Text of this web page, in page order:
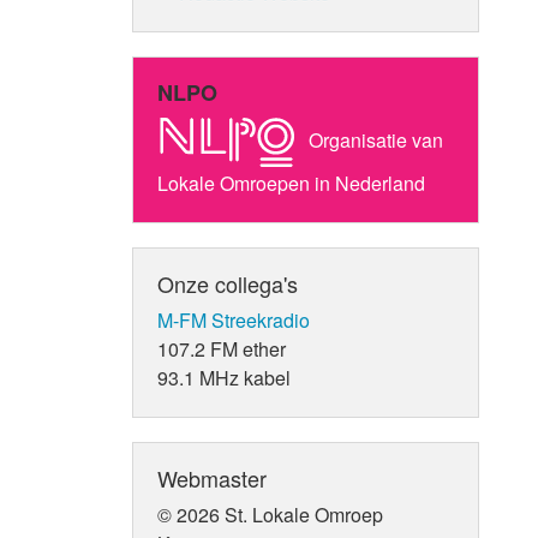
NLPO
Organisatie van
Lokale Omroepen in Nederland
Onze collega's
M-FM Streekradio
107.2 FM ether
93.1 MHz kabel
Webmaster
© 2026 St. Lokale Omroep